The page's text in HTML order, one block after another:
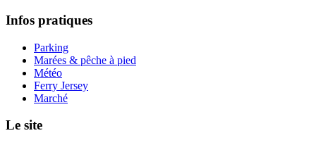
Infos pratiques
Parking
Marées & pêche à pied
Météo
Ferry Jersey
Marché
Le site